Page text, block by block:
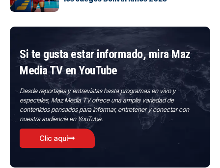
Si te gusta estar informado, mira Maz
Media TV en YouTube
Desde reportajes y entrevistas hasta programas en vivo y
especiales, Maz Media TV ofrece una amplia variedad de
contenidos pensados para informar, entretener y conectar con
nuestra audiencia en YouTube.
Clic aquí